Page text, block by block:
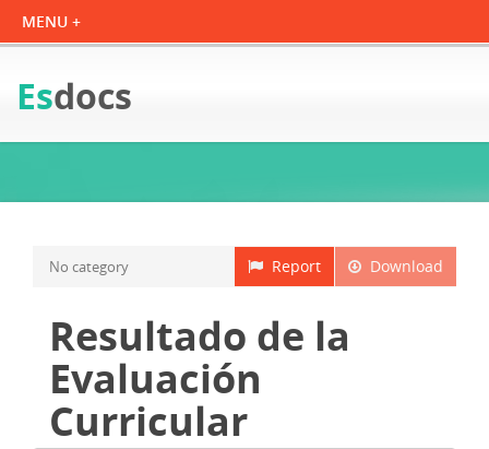
Esdocs
Download
Report
No category
Resultado de la
Evaluación
Curricular